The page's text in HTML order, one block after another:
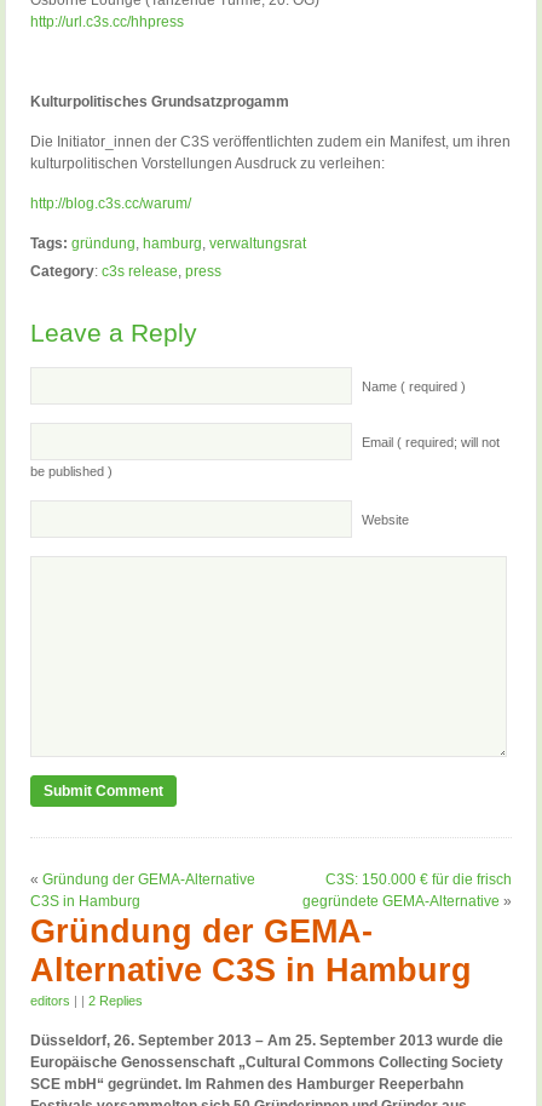
http://url.c3s.cc/hhpress
Kulturpolitisches Grundsatzprogamm
Die Initiator_innen der C3S veröffentlichten zudem ein Manifest, um ihren
kulturpolitischen Vorstellungen Ausdruck zu verleihen:
http://blog.c3s.cc/warum/
Tags:gründung, hamburg,verwaltungsrat
Category:c3s release,press
Leave a Reply
Name ( required )
Email ( required; will not
be published )
Website
«Gründung der GEMA-Alternative
C3S in Hamburg
C3S: 150.000 € für die frisch
gegründete GEMA-Alternative »
Gründung der GEMA-
Alternative C3S in Hamburg
editors | |2 Replies
Düsseldorf, 26. September 2013 – Am 25. September 2013 wurde die
Europäische Genossenschaft „Cultural Commons Collecting Society
SCE mbH“ gegründet. Im Rahmen des Hamburger Reeperbahn